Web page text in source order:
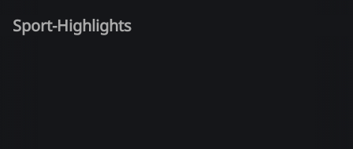
Sport-Highlights